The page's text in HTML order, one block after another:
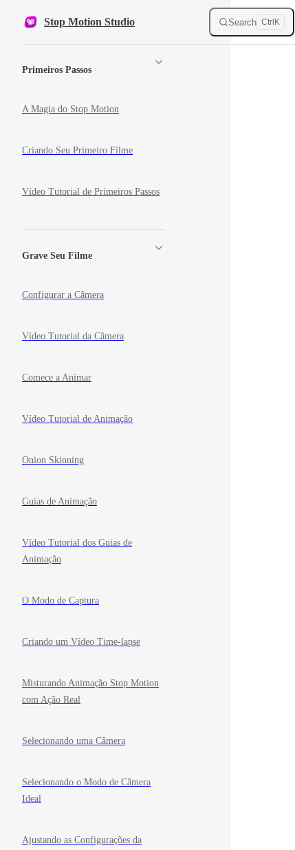
Skip to content
Stop Motion Studio Search Ctrl K
Primeiros Passos
A Magia do Stop Motion
Criando Seu Primeiro Filme
Vídeo Tutorial de Primeiros Passos
Grave Seu Filme
Configurar a Câmera
Vídeo Tutorial da Câmera
Comece a Animar
Vídeo Tutorial de Animação
Onion Skinning
Guias de Animação
Vídeo Tutorial dos Guias de
Animação
O Modo de Captura
Criando um Vídeo Time-lapse
Misturando Animação Stop Motion
com Ação Real
Selecionando uma Câmera
Selecionando o Modo de Câmera
Ideal
Ajustando as Configurações da